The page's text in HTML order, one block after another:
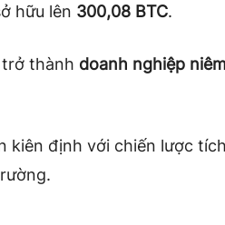
hữu lên 300,08 BTC.
thành doanh nghiệp
định với chiến lược